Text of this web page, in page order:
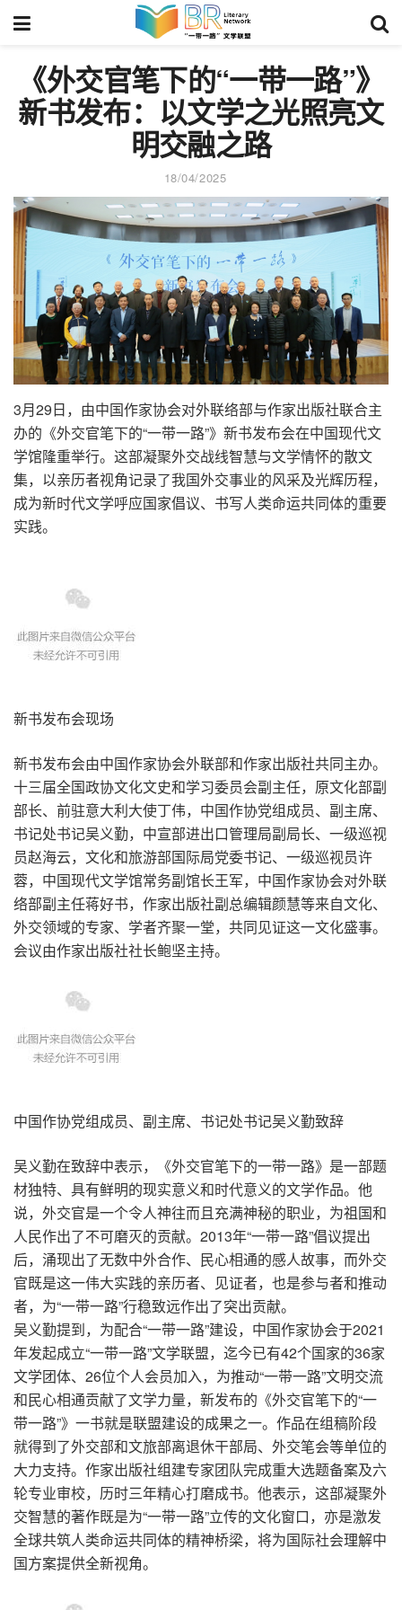
《外交官笔下的“一带一路”》
新书发布：以文学之光照亮文
明交融之路
18/04/2025
3月29日，由中国作家协会对外联络部与作家出版社联合主
办的《外交官笔下的“一带一路”》新书发布会在中国现代文
学馆隆重举行。这部凝聚外交战线智慧与文学情怀的散文
集，以亲历者视角记录了我国外交事业的风采及光辉历程，
成为新时代文学呼应国家倡议、书写人类命运共同体的重要
实践。
新书发布会现场
新书发布会由中国作家协会外联部和作家出版社共同主办。
十三届全国政协文化文史和学习委员会副主任，原文化部副
部长、前驻意大利大使丁伟，中国作协党组成员、副主席、
书记处书记吴义勤，中宣部进出口管理局副局长、一级巡视
员赵海云，文化和旅游部国际局党委书记、一级巡视员许
蓉，中国现代文学馆常务副馆长王军，中国作家协会对外联
络部副主任蒋好书，作家出版社副总编辑颜慧等来自文化、
外交领域的专家、学者齐聚一堂，共同见证这一文化盛事。
会议由作家出版社社长鲍坚主持。
中国作协党组成员、副主席、书记处书记吴义勤致辞
吴义勤在致辞中表示，《外交官笔下的一带一路》是一部题
材独特、具有鲜明的现实意义和时代意义的文学作品。他
说，外交官是一个令人神往而且充满神秘的职业，为祖国和
人民作出了不可磨灭的贡献。2013年“一带一路”倡议提出
后，涌现出了无数中外合作、民心相通的感人故事，而外交
官既是这一伟大实践的亲历者、见证者，也是参与者和推动
者，为“一带一路”行稳致远作出了突出贡献。
吴义勤提到，为配合“一带一路”建设，中国作家协会于2021
年发起成立“一带一路”文学联盟，迄今已有42个国家的36家
文学团体、26位个人会员加入，为推动“一带一路”文明交流
和民心相通贡献了文学力量，新发布的《外交官笔下的“一
带一路”》一书就是联盟建设的成果之一。作品在组稿阶段
就得到了外交部和文旅部离退休干部局、外交笔会等单位的
大力支持。作家出版社组建专家团队完成重大选题备案及六
轮专业审校，历时三年精心打磨成书。他表示，这部凝聚外
交智慧的著作既是为“一带一路”立传的文化窗口，亦是激发
全球共筑人类命运共同体的精神桥梁，将为国际社会理解中
国方案提供全新视角。